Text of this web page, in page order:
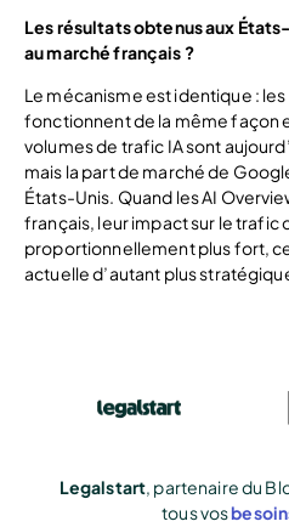
Les résultats obtenus aux
au marché français ?
Le mécanisme est identique :
fonctionnent de la même façon
volumes de trafic IA sont
mais la part de marché de
États-Unis. Quand les AI
français, leur impact sur le trafic
proportionnellement plus fort,
actuelle d’autant plus
Legalstart, partenaire du
tous vos